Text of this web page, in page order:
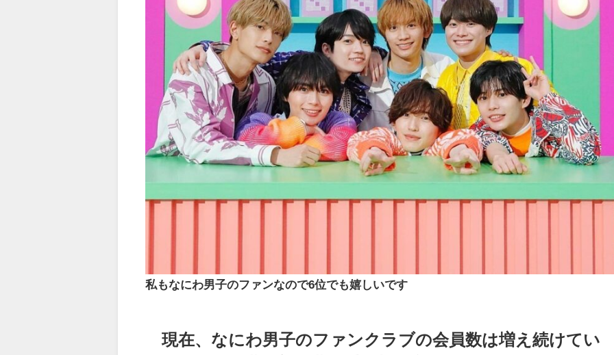
私もなにわ男子のファンなので6位でも嬉しいです
現在、なにわ男子のファンクラブの会員数は増え続けてい